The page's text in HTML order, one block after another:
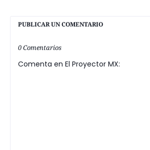
PUBLICAR UN COMENTARIO
0 Comentarios
Comenta en El Proyector MX: